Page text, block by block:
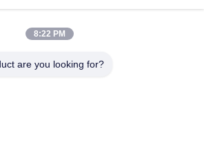
e rápida a baixa temperatura
pequena dimensão de 6 toneladas por
8:22 PM
are you looking for?